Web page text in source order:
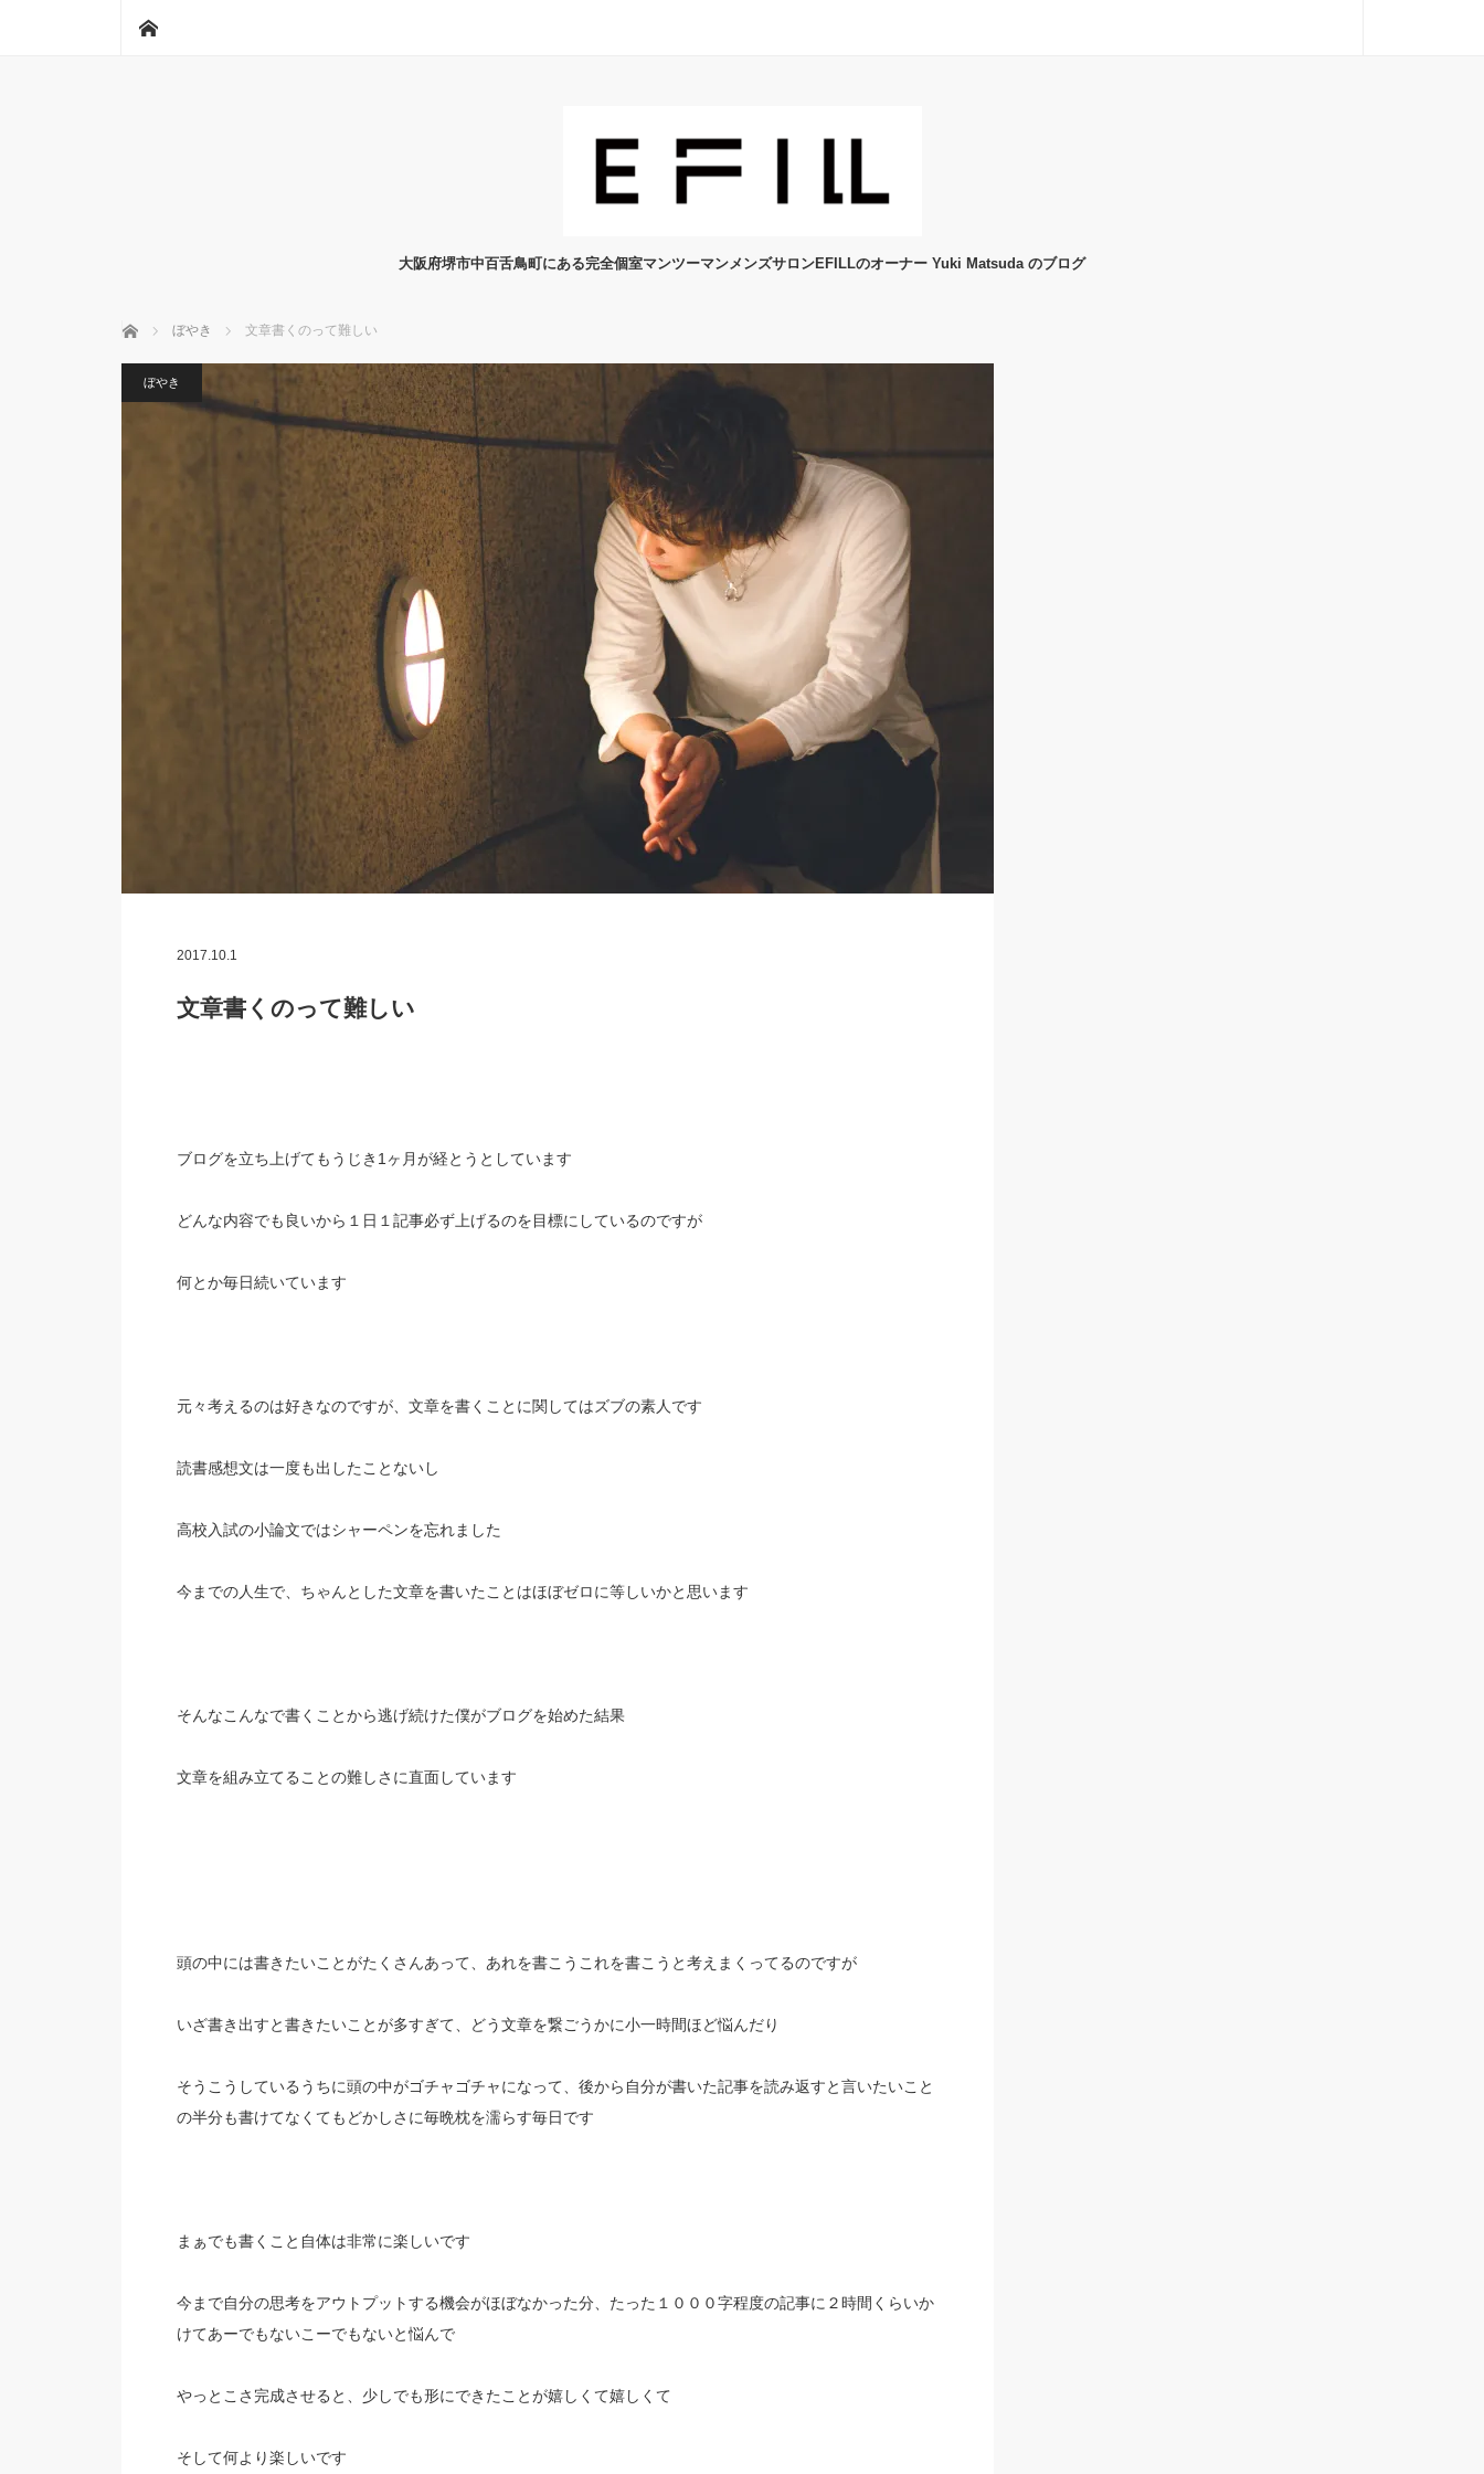
大阪府堺市中百舌鳥町にある完全個室マンツーマンメンズサロンEFILLのオーナー Yuki Matsuda のブログ
ホーム ぼやき 文章書くのって難しい
ぼやき
2017.10.1
文章書くのって難しい
ブログを立ち上げてもうじき1ヶ月が経とうとしています
どんな内容でも良いから１日１記事必ず上げるのを目標にしているのですが
何とか毎日続いています
元々考えるのは好きなのですが、文章を書くことに関してはズブの素人です
読書感想文は一度も出したことないし
高校入試の小論文ではシャーペンを忘れました
今までの人生で、ちゃんとした文章を書いたことはほぼゼロに等しいかと思います
そんなこんなで書くことから逃げ続けた僕がブログを始めた結果
文章を組み立てることの難しさに直面しています
頭の中には書きたいことがたくさんあって、あれを書こうこれを書こうと考えまくってるのですが
いざ書き出すと書きたいことが多すぎて、どう文章を繋ごうかに小一時間ほど悩んだり
そうこうしているうちに頭の中がゴチャゴチャになって、後から自分が書いた記事を読み返すと言いたいこと
の半分も書けてなくてもどかしさに毎晩枕を濡らす毎日です
まぁでも書くこと自体は非常に楽しいです
今まで自分の思考をアウトプットする機会がほぼなかった分、たった１０００字程度の記事に２時間くらいか
けてあーでもないこーでもないと悩んで
やっとこさ完成させると、少しでも形にできたことが嬉しくて嬉しくて
そして何より楽しいです